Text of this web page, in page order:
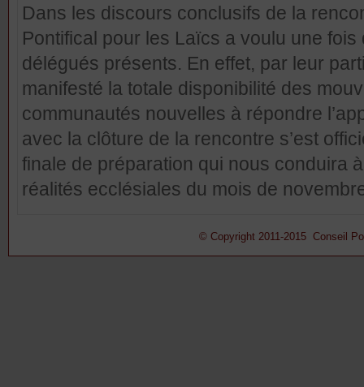
Dans les discours conclusifs de la
Pontifical pour les Laïcs a voulu une
délégués présents. En effet, par leur
manifesté la totale disponibilité des
communautés nouvelles à répondre
avec la clôture de la rencontre s’est
finale de préparation qui nous conduira
réalités ecclésiales du mois de
© Copyright 2011-2015 Conseil